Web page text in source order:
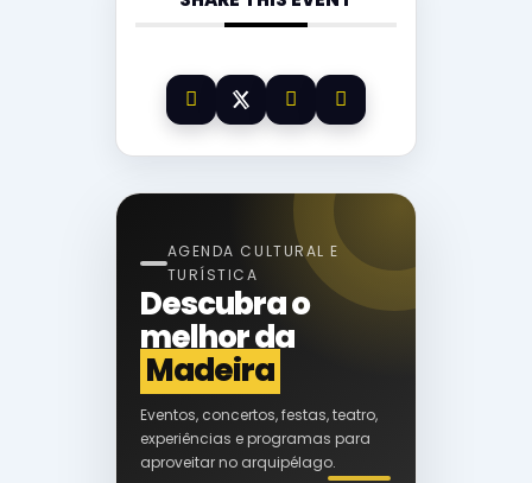
AGENDA CULTURAL E
TURÍSTICA
Descubra o
melhor da
Madeira
Eventos, concertos, festas, teatro,
experiências e programas para
aproveitar no arquipélago.